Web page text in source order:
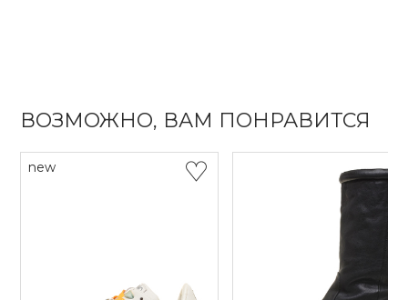
ВОЗМОЖНО, ВАМ ПОНРАВИТСЯ
new